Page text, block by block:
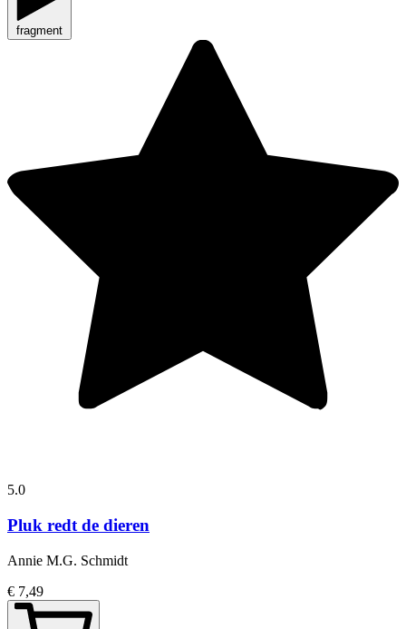
fragment
5.0
Pluk redt de dieren
Annie M.G. Schmidt
€ 7,49